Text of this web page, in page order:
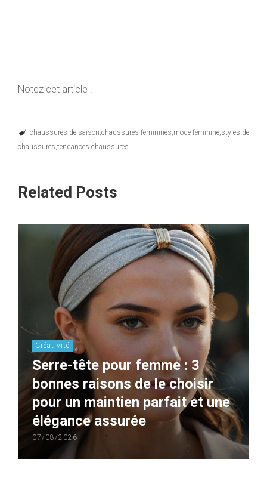
Notez cet article !
chaussures de saison chaussures féminines mode féminine styles de
chaussures tendances chaussures
Related Posts
Créativité
Serre-tête pour femme : 3
bonnes raisons de le choisir
pour un maintien parfait et une
élégance assurée
07/08/2026